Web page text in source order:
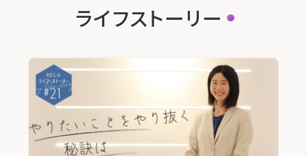
ライフストーリー